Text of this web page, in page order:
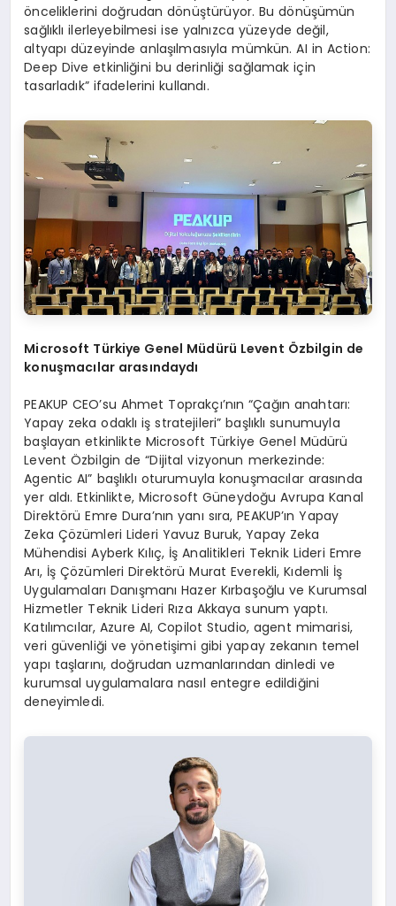
önceliklerini doğrudan dönüştürüyor. Bu dönüşümün
sağlıklı ilerleyebilmesi ise yalnızca yüzeyde değil,
altyapı düzeyinde anlaşılmasıyla mümkün. AI in Action:
Deep Dive etkinliğini bu derinliği sağlamak için
tasarladık” ifadelerini kullandı.
Microsoft Türkiye Genel Müdürü Levent Özbilgin de
konuşmacılar arasındaydı
PEAKUP CEO’su Ahmet Toprakçı’nın “Çağın anahtarı:
Yapay zeka odaklı iş stratejileri” başlıklı sunumuyla
başlayan etkinlikte Microsoft Türkiye Genel Müdürü
Levent Özbilgin de “Dijital vizyonun merkezinde:
Agentic AI” başlıklı oturumuyla konuşmacılar arasında
yer aldı. Etkinlikte, Microsoft Güneydoğu Avrupa Kanal
Direktörü Emre Dura’nın yanı sıra, PEAKUP’ın Yapay
Zeka Çözümleri Lideri Yavuz Buruk, Yapay Zeka
Mühendisi Ayberk Kılıç, İş Analitikleri Teknik Lideri Emre
Arı, İş Çözümleri Direktörü Murat Everekli, Kıdemli İş
Uygulamaları Danışmanı Hazer Kırbaşoğlu ve Kurumsal
Hizmetler Teknik Lideri Rıza Akkaya sunum yaptı.
Katılımcılar, Azure AI, Copilot Studio, agent mimarisi,
veri güvenliği ve yönetişimi gibi yapay zekanın temel
yapı taşlarını, doğrudan uzmanlarından dinledi ve
kurumsal uygulamalara nasıl entegre edildiğini
deneyimledi.